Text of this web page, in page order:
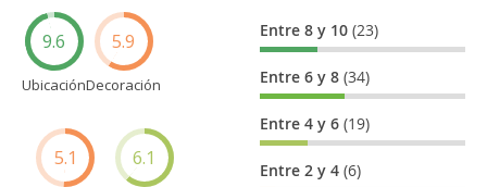
9.6
Ubicación
5.9
Decoración
5.1 6.1
Entre 8 y 10(23)
Entre 6 y 8(34)
Entre 4 y 6(19)
Entre 2 y 4(6)